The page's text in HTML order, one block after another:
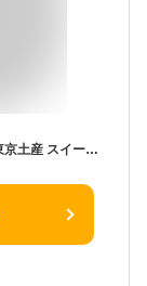
東京みやげ 焼き菓子 / 東京カラメリゼ 36枚入り/ 東京土産 スイーツ ギフト 詰め合わせ 個包装 洋菓子 手土産 内祝 お返し プレゼント 御祝 御礼 結婚 出産 職場 会社 退職 日持ち あす楽 送料無料